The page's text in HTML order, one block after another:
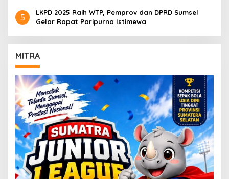
5
LKPD 2025 Raih WTP, Pemprov dan DPRD Sumsel
Gelar Rapat Paripurna Istimewa
MITRA